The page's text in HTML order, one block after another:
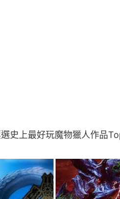
史上最好玩魔物獵人作品